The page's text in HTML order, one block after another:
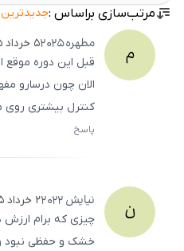
مرتب‌سازی براساس :جدیدترین
م مطهره2025۵ خرداد ۱۴۰۵
قبل این دوره موقع
الان چون درسارو
کنترل بیشتری روی
پاسخ
ن نیایش2022۲ خرداد ۱۴۰۵
چیزی که برام
خشک و حفظی نبود